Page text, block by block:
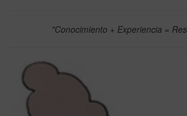
"Conocimiento + Experiencia =